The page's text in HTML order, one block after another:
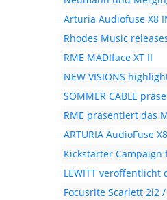
Arturia Audiofuse X8
Rhodes Music
RME MADIface XT II
NEW VISIONS
SOMMER CABLE
RME präsentiert das
ARTURIA AudioFuse
Kickstarter Campaign
LEWITT veröffentlicht
Focusrite Scarlett 2i2